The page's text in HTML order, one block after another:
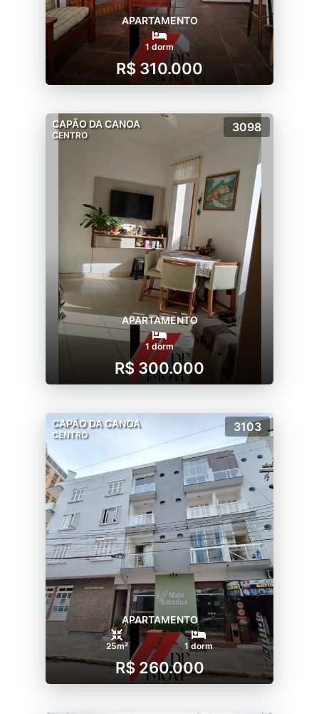
APARTAMENTO
1 dorm
R$ 310.000
CAPÃO DA CANOA
CENTRO
3098
APARTAMENTO
1 dorm
R$ 300.000
CAPÃO DA CANOA
CENTRO
3103
APARTAMENTO
25m² 1 dorm
R$ 260.000